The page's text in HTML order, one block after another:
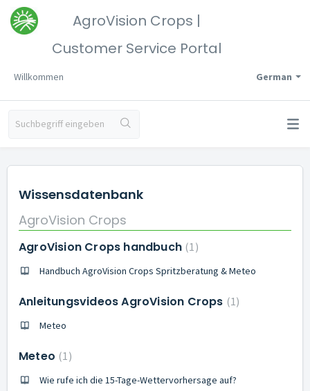
AgroVision Crops |
Customer Service Portal
German
Willkommen
Wissensdatenbank
AgroVision Crops
AgroVision Crops handbuch 1
Handbuch AgroVision Crops Spritzberatung & Meteo
Anleitungsvideos AgroVision Crops 1
Meteo
Meteo 1
Wie rufe ich die 15-Tage-Wettervorhersage auf?